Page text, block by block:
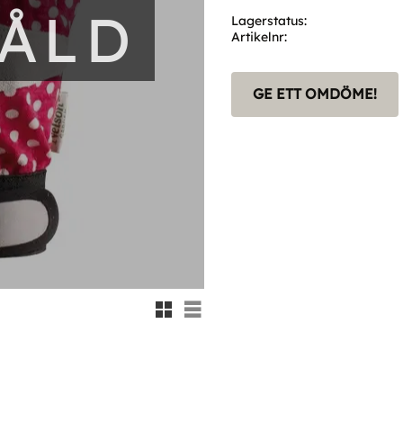
Rutnätsvy
Listvy
Lagerstatus
Artikelnr
GE ETT OMDÖME!